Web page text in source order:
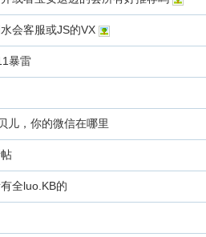
会客服或JS的VX
暴雷
儿，你的微信在哪里
全luo.KB的